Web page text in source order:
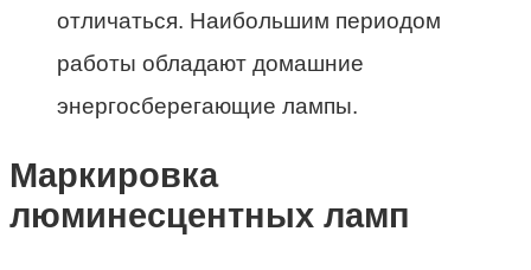
отличаться. Наибольшим периодом
работы обладают домашние
энергосберегающие лампы.
Маркировка
люминесцентных ламп